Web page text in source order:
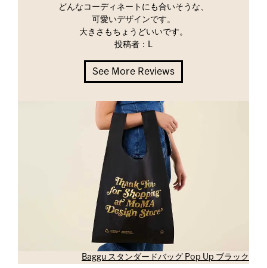
どんなコーディネートにも合いそうな、
可愛いデザインです。
大きさもちょうどいいです。
投稿者：L
See More Reviews
Baggu スタンダードバッグ Pop Up ブラック